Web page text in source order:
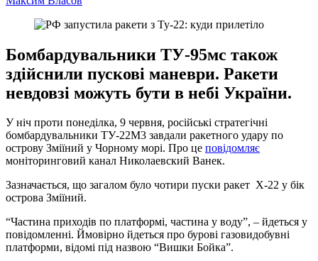
Бомбардувальники ТУ-95мс також
здійснили пускові маневри. Ракети
невдовзі можуть бути в небі України.
У ніч проти понеділка, 9 червня, російські стратегічні
бомбардувальники ТУ-22М3 завдали ракетного удару по
острову Зміїний у Чорному морі. Про це повідомляє
моніторинговий канал Николаевский Ванек.
Зазначається, що загалом було чотири пуски ракет Х-22 у бік
острова Зміїний.
“Частина приходів по платформі, частина у воду”, – йдеться у
повідомленні. Ймовірно йдеться про бурові газовидобувні
платформи, відомі під назвою “Вишки Бойка”.